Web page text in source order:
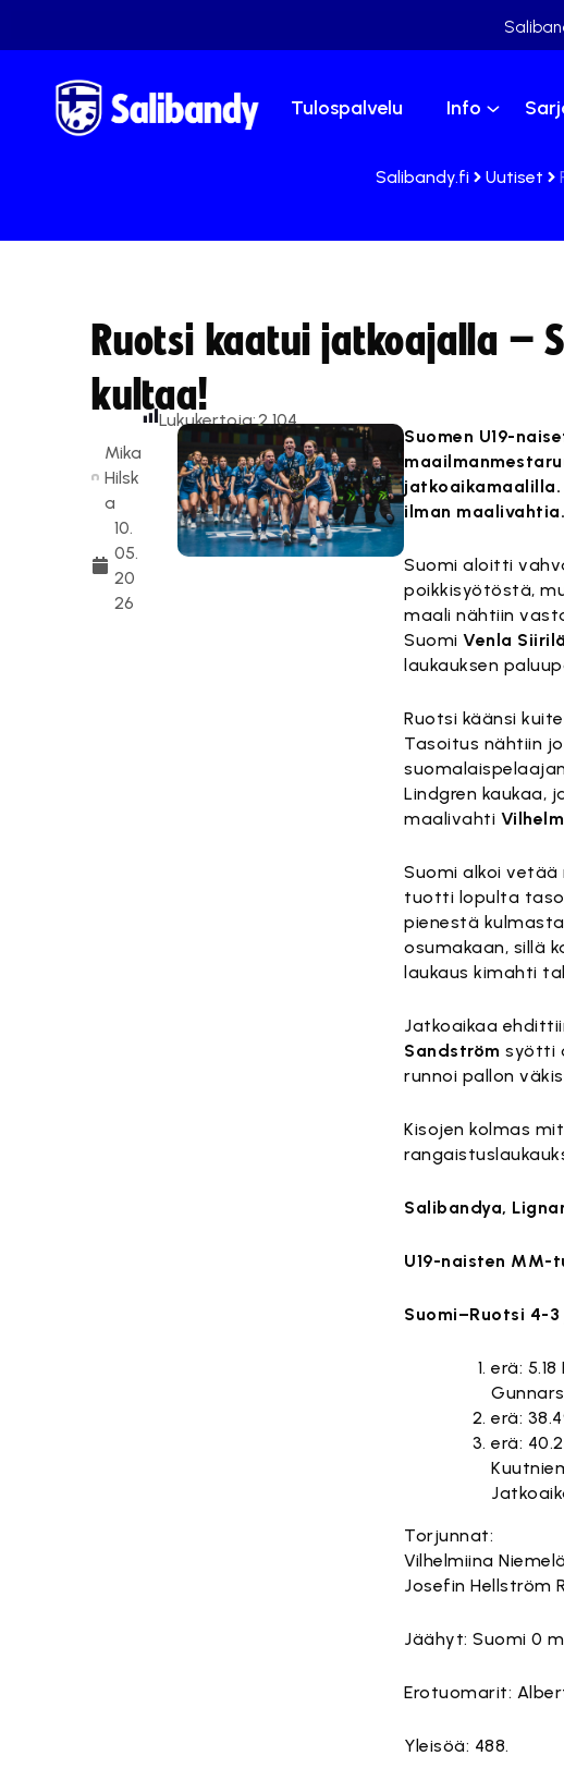
Tulospalvelu Info
Salibandy.fi Uutiset
Ruotsi kaatui jatkoajalla –
kultaa!
Mika
Hilsk
a
10.
05.
20
26
Lukukertoja:2 104
Suomen U19-
ilman maalivahtia.
Suomi aloitti
poikkisyötöstä,
maali nähtiin
SuomiVenla
laukauksen
Ruotsi käänsi
Tasoitus nähtiin
Lindgren kaukaa,
maalivahti
Suomi alkoi
tuotti lopulta
pienestä
osumakaan, sillä
laukaus kimahti
Jatkoaikaa
Sandström syötti
runnoi pallon
Kisojen kolmas
Salibandya,
U19-naisten MM-
Suomi–Ruotsi 4-3
erä:
erä:
erä:
Torjunnat:
Vilhelmiina
Josefin Hellström
Jäähyt: Suomi 0
Erotuomarit:
Yleisöä: 488.